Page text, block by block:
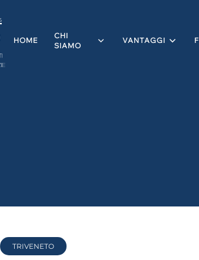
HOME
CHI
SIAMO
VANTAGGI
TRIVENETO